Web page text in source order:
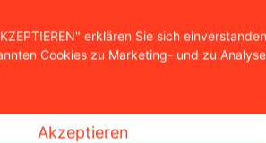
neuesten Videos
Woche in unseren
erklären Sie sich
Cookies zu Marketing- und zu
Akzeptieren